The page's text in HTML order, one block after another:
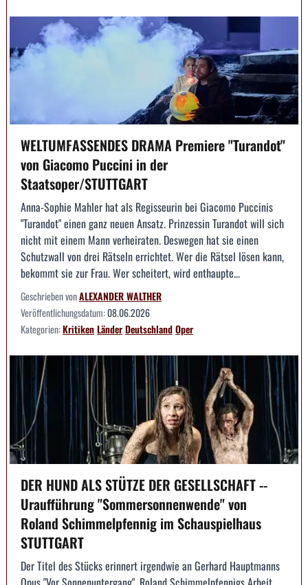
WELTUMFASSENDES DRAMA Premiere "Turandot"
von Giacomo Puccini in der
Staatsoper/STUTTGART
Anna-Sophie Mahler hat als Regisseurin bei Giacomo Puccinis
"Turandot" einen ganz neuen Ansatz. Prinzessin Turandot will sich
nicht mit einem Mann verheiraten. Deswegen hat sie einen
Schutzwall von drei Rätseln errichtet. Wer die Rätsel lösen kann,
bekommt sie zur Frau. Wer scheitert, wird enthaupte...
Geschrieben vonALEXANDER WALTHER
Veröffentlichungsdatum:08.06.2026
Kategorien:KritikenLänderDeutschlandOper
DER HUND ALS STÜTZE DER GESELLSCHAFT --
Uraufführung "Sommersonnenwende" von
Roland Schimmelpfennig im Schauspielhaus
STUTTGART
Der Titel des Stücks erinnert irgendwie an Gerhard Hauptmanns